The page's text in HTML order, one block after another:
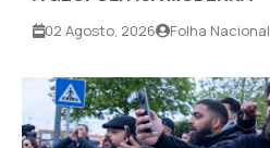
02 Agosto, 2026 Folha Nacional